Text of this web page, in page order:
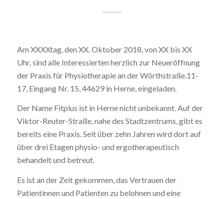
Am XXXXtag, den XX. Oktober 2018, von XX bis XX
Uhr, sind alle Interessierten herzlich zur Neueröffnung
der Praxis für Physiotherapie an der Wörthstraße.11-
17, Eingang Nr. 15, 44629 in Herne, eingeladen.
Der Name Fitplus ist in Herne nicht unbekannt. Auf der
Viktor-Reuter-Straße, nahe des Stadtzentrums, gibt es
bereits eine Praxis. Seit über zehn Jahren wird dort auf
über drei Etagen physio- und ergotherapeutisch
behandelt und betreut.
Es ist an der Zeit gekommen, das Vertrauen der
Patientinnen und Patienten zu belohnen und eine